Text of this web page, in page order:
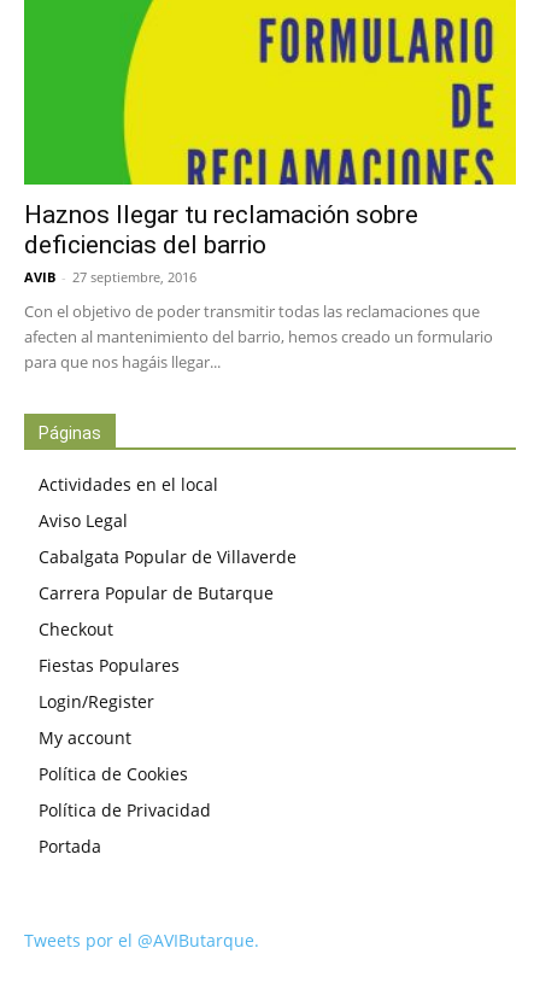
Haznos llegar tu reclamación sobre
deficiencias del barrio
AVIB - 27 septiembre, 2016
Con el objetivo de poder transmitir todas las reclamaciones que
afecten al mantenimiento del barrio, hemos creado un formulario
para que nos hagáis llegar...
Páginas
Actividades en el local
Aviso Legal
Cabalgata Popular de Villaverde
Carrera Popular de Butarque
Checkout
Fiestas Populares
Login/Register
My account
Política de Cookies
Política de Privacidad
Portada
Tweets por el @AVIButarque.